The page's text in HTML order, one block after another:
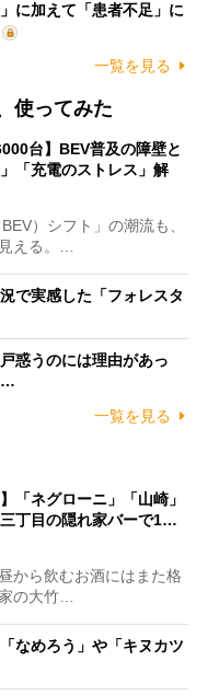
に加えて「患者不足」に
一覧を見る
使ってみた
台】BEV普及の障壁と
「充電のストレス」解
）シフト」の潮流も、
える。…
で実感した「フォレスタ
惑うのには理由があっ
…
一覧を見る
「ネグローニ」「山崎」
三丁目の隠れ家バーで1…
から飲むお酒にはまた格
の大竹…
なめろう」や「キヌカツ